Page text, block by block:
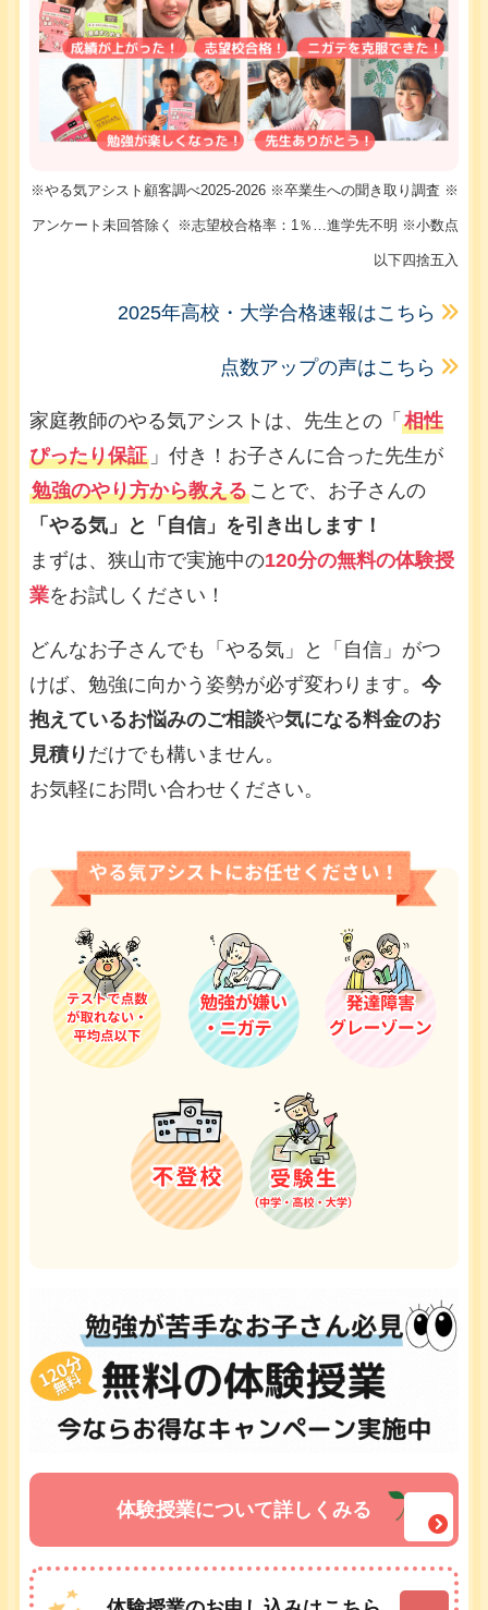
※やる気アシスト顧客調べ2025-2026 ※卒業生への聞き取り調査 ※
アンケート未回答除く ※志望校合格率：1％…進学先不明 ※小数点
以下四捨五入
2025年高校・大学合格速報はこちら
点数アップの声はこちら
家庭教師のやる気アシストは、先生との「 相性
ぴったり保証」付き！お子さんに合った先生が
勉強のやり方から教えることで、お子さんの
「やる気」と「自信」を引き出します！
まずは、狭山市で実施中の120分の無料の体験授
業をお試しください！
どんなお子さんでも「やる気」と「自信」がつ
けば、勉強に向かう姿勢が必ず変わります。 今
抱えているお悩みのご相談や気になる料金のお
見積り だけでも構いません。
お気軽にお問い合わせください。
体験授業について詳しくみる